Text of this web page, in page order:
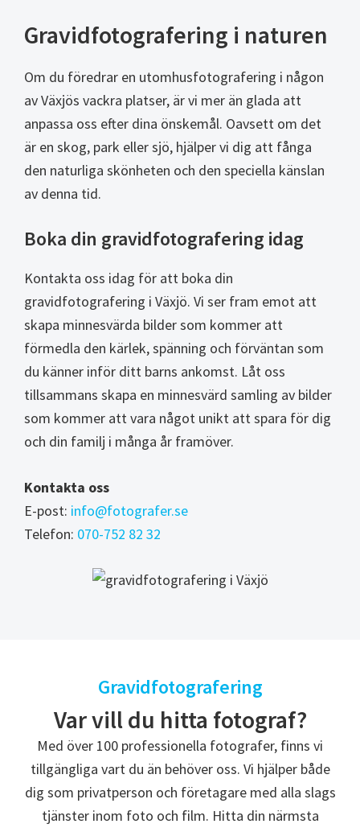
Gravidfotografering i naturen
Om du föredrar en utomhusfotografering i någon
av Växjös vackra platser, är vi mer än glada att
anpassa oss efter dina önskemål. Oavsett om det
är en skog, park eller sjö, hjälper vi dig att fånga
den naturliga skönheten och den speciella känslan
av denna tid.
Boka din gravidfotografering idag
Kontakta oss idag för att boka din
gravidfotografering i Växjö. Vi ser fram emot att
skapa minnesvärda bilder som kommer att
förmedla den kärlek, spänning och förväntan som
du känner inför ditt barns ankomst. Låt oss
tillsammans skapa en minnesvärd samling av bilder
som kommer att vara något unikt att spara för dig
och din familj i många år framöver.
Kontakta oss
E-post: info@fotografer.se
Telefon: 070-752 82 32
Gravidfotografering
Var vill du hitta fotograf?
Med över 100 professionella fotografer, finns vi
tillgängliga vart du än behöver oss. Vi hjälper både
dig som privatperson och företagare med alla slags
tjänster inom foto och film. Hitta din närmsta